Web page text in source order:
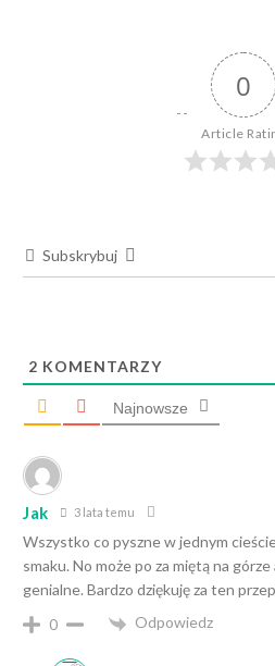
0
Article
Subskrybuj
2 KOMENTARZY
Najnowsze
Jak 3 lata temu
Wszystko co pyszne w jednym
smaku. No może po za miętą na
genialne. Bardzo dziękuję za ten
0
Odpowiedz